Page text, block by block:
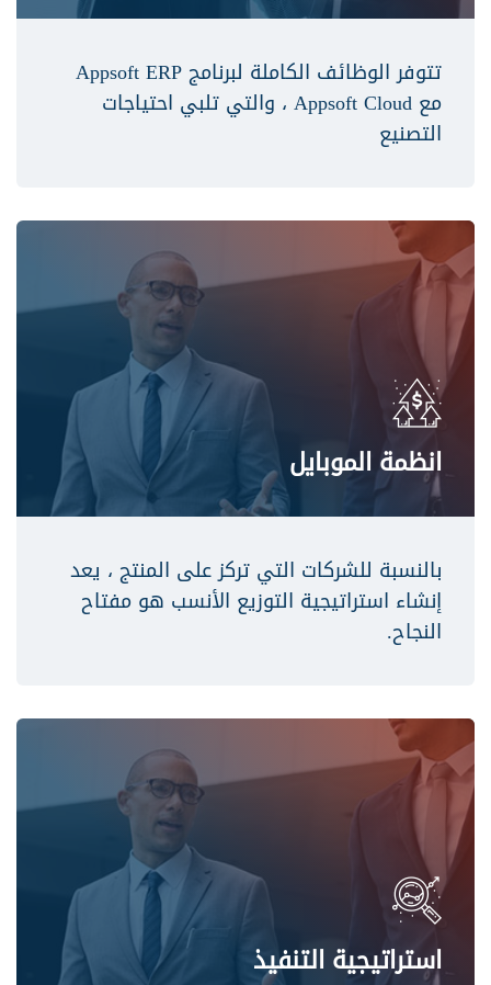
تتوفر الوظائف الكاملة لبرنامج Appsoft ERP
مع Appsoft Cloud ، والتي تلبي احتياجات
التصنيع
انظمة الموبايل
بالنسبة للشركات التي تركز على المنتج ، يعد
إنشاء استراتيجية التوزيع الأنسب هو مفتاح
النجاح.
استراتيجية التنفيذ